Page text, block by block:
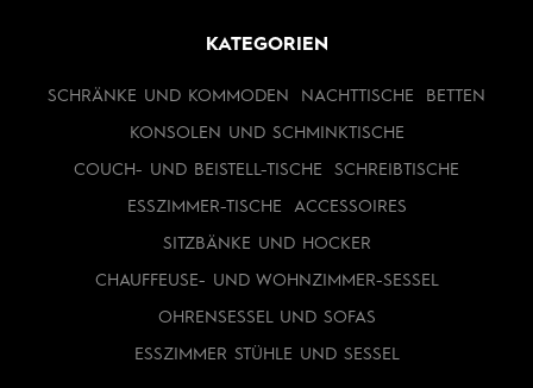
KATEGORIEN
SCHRÄNKE UND KOMMODEN NACHTTISCHE BETTEN
KONSOLEN UND SCHMINKTISCHE
COUCH- UND BEISTELL-TISCHE SCHREIBTISCHE
ESSZIMMER-TISCHE ACCESSOIRES
SITZBÄNKE UND HOCKER
CHAUFFEUSE- UND WOHNZIMMER-SESSEL
OHRENSESSEL UND SOFAS
ESSZIMMER STÜHLE UND SESSEL